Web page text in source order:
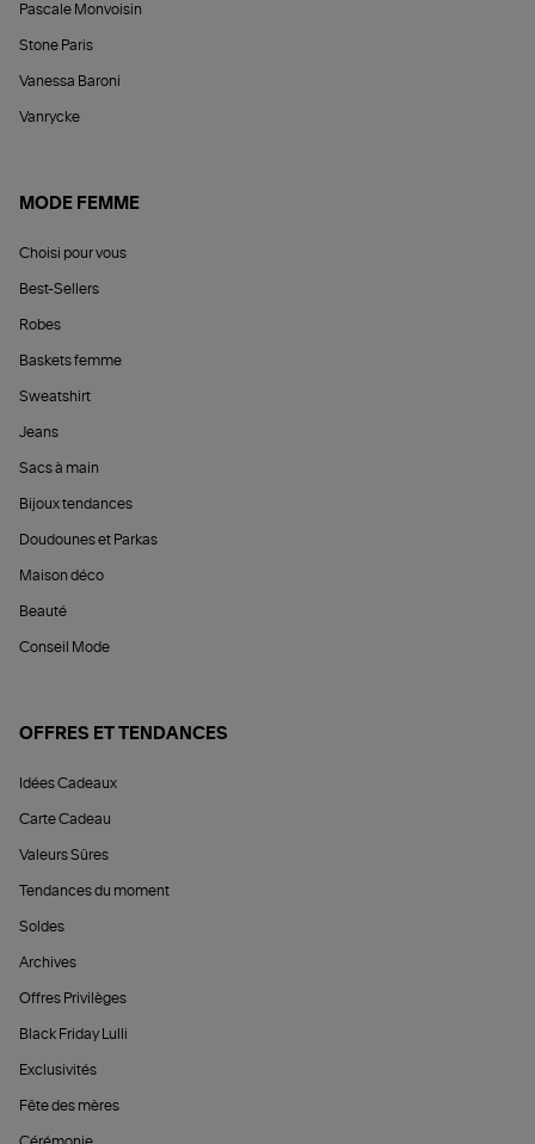
Pascale Monvoisin
Stone Paris
Vanessa Baroni
Vanrycke
MODE FEMME
Choisi pour vous
Best-Sellers
Robes
Baskets femme
Sweatshirt
Jeans
Sacs à main
Bijoux tendances
Doudounes et Parkas
Maison déco
Beauté
Conseil Mode
OFFRES ET TENDANCES
Idées Cadeaux
Carte Cadeau
Valeurs Sûres
Tendances du moment
Soldes
Archives
Offres Privilèges
Black Friday Lulli
Exclusivités
Fête des mères